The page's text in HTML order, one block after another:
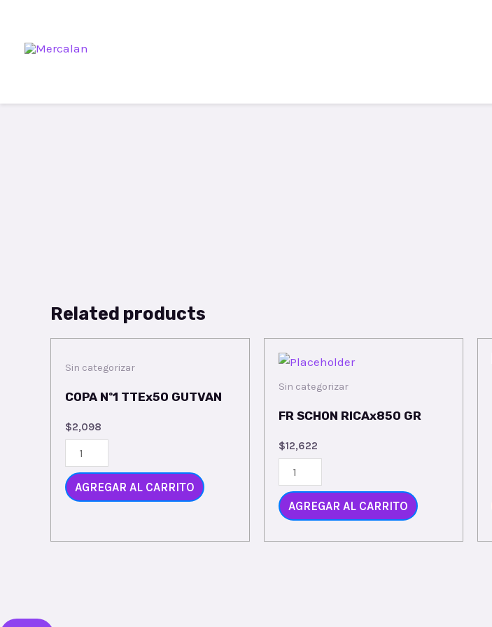
Related products
Sin categorizar
COPA Nº1 TTEx50 GUTVAN
$2,098
AGREGAR AL CARRITO
Sin categorizar
FR SCHON RICAx850 GR
$12,622
AGREGAR AL CARRITO